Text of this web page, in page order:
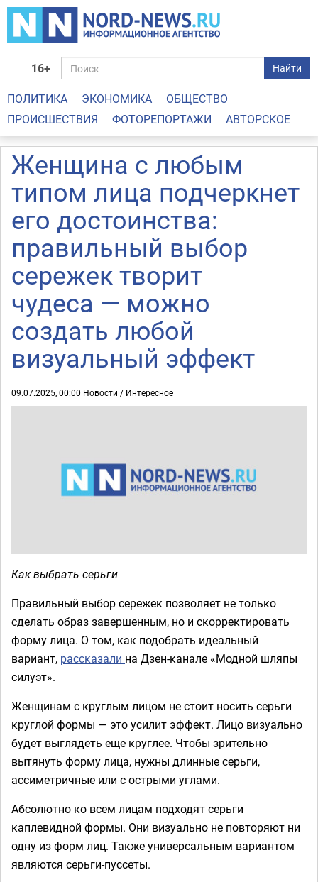
16+ Найти
ПОЛИТИКА ЭКОНОМИКА
ОБЩЕСТВО
ПРОИСШЕСТВИЯ
ФОТОРЕПОРТАЖИ АВТОРСКОЕ
Женщина с любым
типом лица подчеркнет
его достоинства:
правильный выбор
сережек творит
чудеса — можно
создать любой
визуальный эффект
09.07.2025, 00:00 Новости / Интересное
Как выбрать серьги
Правильный выбор сережек позволяет не только
сделать образ завершенным, но и скорректировать
форму лица. О том, как подобрать идеальный
вариант, рассказали на Дзен-канале «Модной шляпы
силуэт».
Женщинам с круглым лицом не стоит носить серьги
круглой формы — это усилит эффект. Лицо визуально
будет выглядеть еще круглее. Чтобы зрительно
вытянуть форму лица, нужны длинные серьги,
ассиметричные или с острыми углами.
Абсолютно ко всем лицам подходят серьги
каплевидной формы. Они визуально не повторяют ни
одну из форм лиц. Также универсальным вариантом
являются серьги-пуссеты.